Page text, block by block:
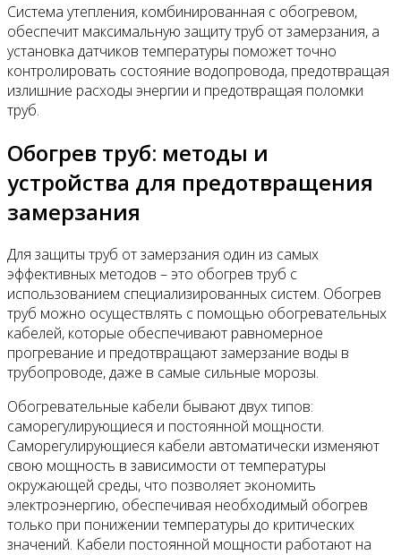
Система утепления, комбинированная с обогревом,
обеспечит максимальную защиту труб от замерзания, а
установка датчиков температуры поможет точно
контролировать состояние водопровода, предотвращая
излишние расходы энергии и предотвращая поломки
труб.
Обогрев труб: методы и
устройства для предотвращения
замерзания
Для защиты труб от замерзания один из самых
эффективных методов – это обогрев труб с
использованием специализированных систем. Обогрев
труб можно осуществлять с помощью обогревательных
кабелей, которые обеспечивают равномерное
прогревание и предотвращают замерзание воды в
трубопроводе, даже в самые сильные морозы.
Обогревательные кабели бывают двух типов:
саморегулирующиеся и постоянной мощности.
Саморегулирующиеся кабели автоматически изменяют
свою мощность в зависимости от температуры
окружающей среды, что позволяет экономить
электроэнергию, обеспечивая необходимый обогрев
только при понижении температуры до критических
значений. Кабели постоянной мощности работают на